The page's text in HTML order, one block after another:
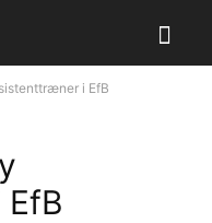
i EfB